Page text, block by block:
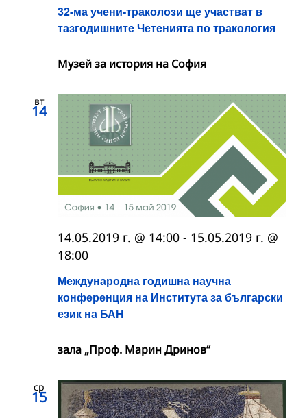
32-ма учени-траколози ще участват в
тазгодишните Четенията по тракология
Музей за история на София
вт
14
Международна годишна научна
конференция на Института за български
език на БАН
14.05.2019 г. @ 14:00 - 15.05.2019 г. @
18:00
зала „Проф. Марин Дринов“
ср
15